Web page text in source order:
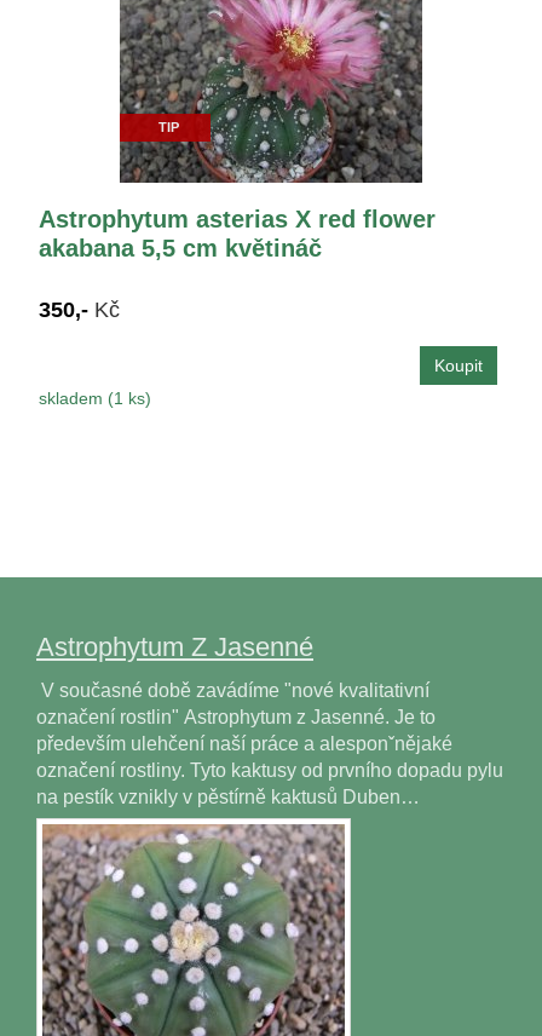
TIP
Astrophytum asterias X red flower
akabana 5,5 cm květináč
350,- Kč
skladem (1 ks)
Astrophytum Z Jasenné
V současné době zavádíme "nové kvalitativní
označení rostlin" Astrophytum z Jasenné. Je to
především ulehčení naší práce a alesponˇnějaké
označení rostliny. Tyto kaktusy od prvního dopadu pylu
na pestík vznikly v pěstírně kaktusů Duben…